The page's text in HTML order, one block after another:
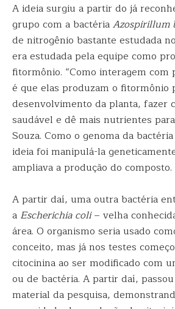
A ideia surgiu a partir do já
grupo com a bactériaAzospirillum
de nitrogênio bastante estudada
era estudada pela equipe como
fitormônio. “Como interagem com
é que elas produzam o fitormônio
desenvolvimento da planta, fazer
saudável e dê mais nutrientes
Souza. Como o genoma da
ideia foi manipulá-la
ampliava a produção do composto.
A partir daí, uma outra bactéria
a Escherichia coli– velha
área. O organismo seria usado
conceito, mas já nos testes
citocinina ao ser modificado com
ou de bactéria. A partir daí,
material da pesquisa,